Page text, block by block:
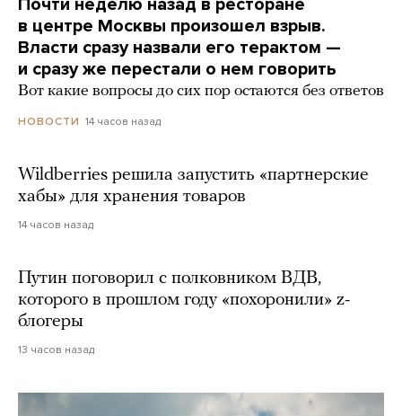
Почти неделю назад в ресторане
в центре Москвы произошел взрыв.
Власти сразу назвали его терактом —
и сразу же перестали о нем говорить
Вот какие вопросы до сих пор остаются без ответов
НОВОСТИ 14 часов назад
Wildberries решила запустить «партнерские
хабы» для хранения товаров
14 часов назад
Путин поговорил с полковником ВДВ,
которого в прошлом году «похоронили» z-
блогеры
13 часов назад